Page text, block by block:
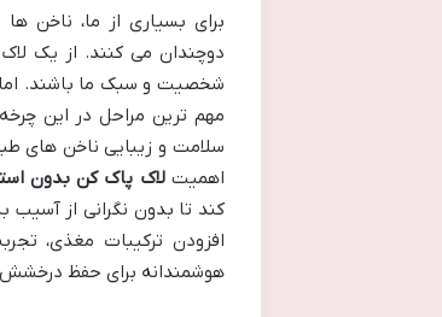
برای بسیاری از ما، ناخن
دوچندان می کنند. از یک
شخصیت و سبک ما باشند. اما
مهم ترین مراحل در این
سلامت و زیبایی ناخن های
اهمیتلاک پاک کن بدون
کند تا بدون نگرانی از
افزودن ترکیبات مغذی،
هوشمندانه برای حفظ درخشش